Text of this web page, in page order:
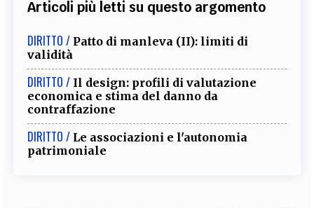
Articoli più letti su questo argomento
DIRITTO / Patto di manleva (II): limiti di
validità
DIRITTO / Il design: profili di valutazione
economica e stima del danno da
contraffazione
DIRITTO / Le associazioni e l'autonomia
patrimoniale